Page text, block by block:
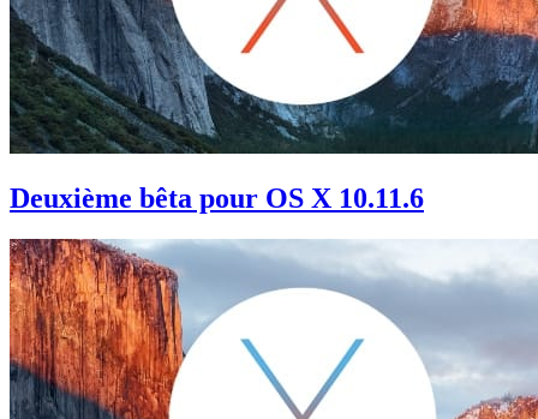
Deuxième bêta pour OS X 10.11.6